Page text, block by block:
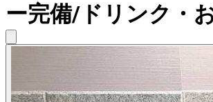
ー完備/ドリンク・